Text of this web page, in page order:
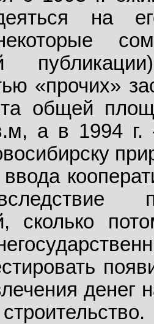
на
«прочих»
общей
а в 1994 г.
сколько
денег